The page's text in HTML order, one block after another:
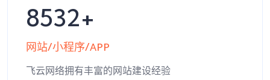
8532
网站/小程序/APP
飞云网络拥有丰富的网站建设经验